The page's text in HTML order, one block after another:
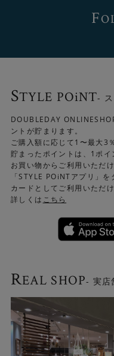
F
STYLE POiNT-
DOUBLEDAY
ントが貯まります。
ご購入額に応じて1〜最大3
貯まったポイントは、1ポ
お買い物からご利用いただけ
「STYLE POiNTアプリ」
カードとしてご利用いただけ
詳しくは こちら
REAL SHOP- 実店